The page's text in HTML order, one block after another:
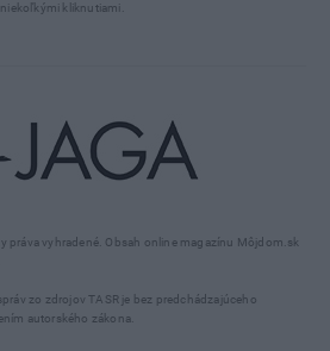
práva vyhradené. Obsah online magazínu Môjdom.sk
zo zdrojov TASR je bez predchádzajúceho
autorského zákona.
kliknutiami.